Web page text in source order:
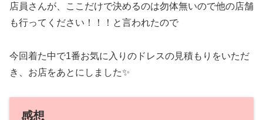
店員さんが、ここだけで決めるのは勿体無いので他の店舗
も行ってください！！！と言われたので
今回着た中で1番お気に入りのドレスの見積もりをいただ
き、お店をあとにしました✨
感想